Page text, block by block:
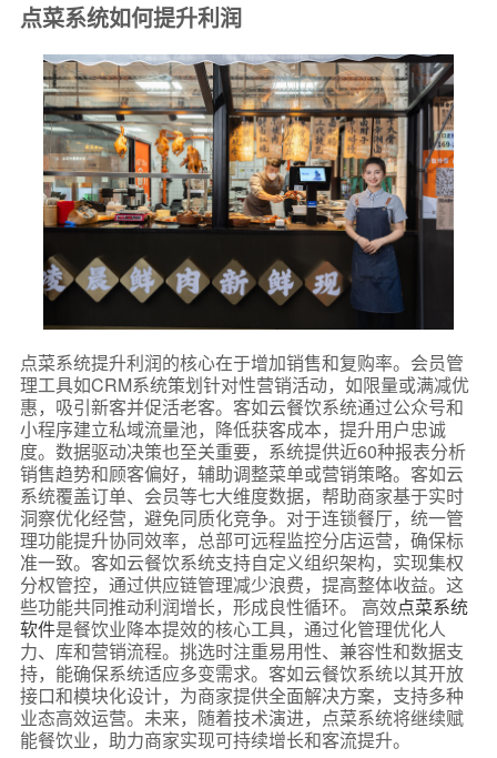
点菜系统如何提升利润
点菜系统提升利润的核心在于增加销售和复购率。会员管
理工具如CRM系统策划针对性营销活动，如限量或满减优
惠，吸引新客并促活老客。客如云餐饮系统通过公众号和
小程序建立私域流量池，降低获客成本，提升用户忠诚
度。数据驱动决策也至关重要，系统提供近60种报表分析
销售趋势和顾客偏好，辅助调整菜单或营销策略。客如云
系统覆盖订单、会员等七大维度数据，帮助商家基于实时
洞察优化经营，避免同质化竞争。对于连锁餐厅，统一管
理功能提升协同效率，总部可远程监控分店运营，确保标
准一致。客如云餐饮系统支持自定义组织架构，实现集权
分权管控，通过供应链管理减少浪费，提高整体收益。这
些功能共同推动利润增长，形成良性循环。 高效点菜系统
软件是餐饮业降本提效的核心工具，通过化管理优化人
力、库和营销流程。挑选时注重易用性、兼容性和数据支
持，能确保系统适应多变需求。客如云餐饮系统以其开放
接口和模块化设计，为商家提供全面解决方案，支持多种
业态高效运营。未来，随着技术演进，点菜系统将继续赋
能餐饮业，助力商家实现可持续增长和客流提升。